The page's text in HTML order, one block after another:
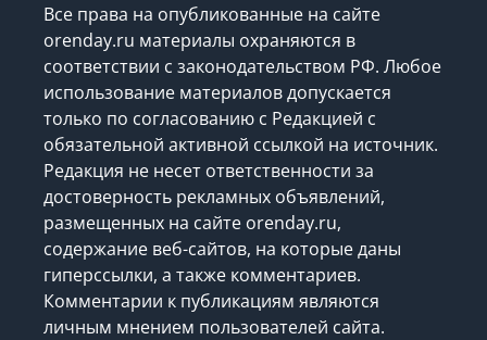
Все права на опубликованные на сайте
orenday.ru материалы охраняются в
соответствии с законодательством РФ. Любое
использование материалов допускается
только по согласованию с Редакцией с
обязательной активной ссылкой на источник.
Редакция не несет ответственности за
достоверность рекламных объявлений,
размещенных на сайте orenday.ru,
содержание веб-сайтов, на которые даны
гиперссылки, а также комментариев.
Комментарии к публикациям являются
личным мнением пользователей сайта.